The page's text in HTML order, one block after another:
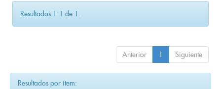
Resultados 1-1 de 1.
Anterior 1 Siguiente
Resultados por ítem: